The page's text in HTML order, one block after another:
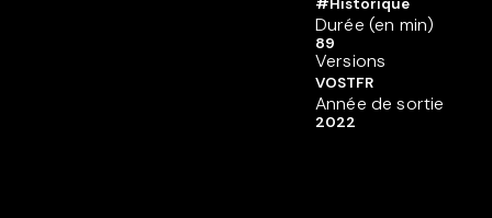
#Historique
Durée (en min)
89
Versions
VOSTFR
Année de sortie
2022